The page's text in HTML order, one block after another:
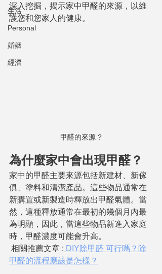
生活
Personal
婚姻
經濟
深入挖掘，揭示家中甲醛的來源，以維
護您和您家人的健康。
甲醛的來源 ?
為什麼家中會出現甲醛？
家中的甲醛主要來源包括新建材、新傢
俱、塗料和清潔產品。這些物品通常在
新購置或新製造時釋放出甲醛氣體。當
然，這種釋放通常在最初的幾個月內最
為明顯，因此，當這些物品新進入家庭
時，甲醛濃度可能會升高。
相關推薦文章 : DIY除甲醛 可行嗎？除
甲醛的流程應該是怎樣？